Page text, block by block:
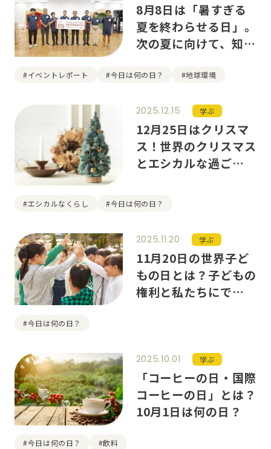
8月8日は「暑すぎる
夏を終わらせる日」。
次の夏に向けて、知っ
【イベントレポー
#イベントレポート #今日は何の日？ #地球環境
2025.12.15 学ぶ
12月25日はクリスマ
ス！世界のクリスマス
とエシカルな過ごし方
#エシカルなくらし #今日は何の日？
2025.11.20 学ぶ
11月20日の世界子ど
もの日とは？子どもの
権利と私たちにできる
#今日は何の日？
2025.10.01 学ぶ
「コーヒーの日・国際
コーヒーの日」とは？
10月1日は何の日？
#今日は何の日？ #飲料